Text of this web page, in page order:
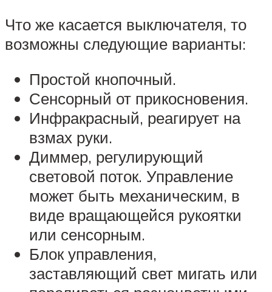
Что же касается выключателя, то
возможны следующие варианты:
Простой кнопочный.
Сенсорный от прикосновения.
Инфракрасный, реагирует на
взмах руки.
Диммер, регулирующий
световой поток. Управление
может быть механическим, в
виде вращающейся рукоятки
или сенсорным.
Блок управления,
заставляющий свет мигать или